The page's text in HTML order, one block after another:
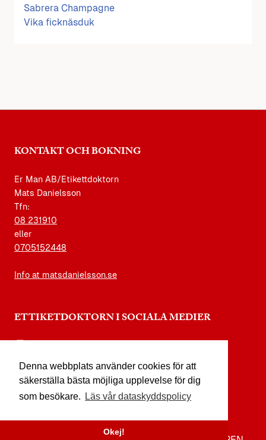
Denna webbplats använder cookies för att
säkerställa bästa möjliga upplevelse för dig
som besökare.
Läs vår dataskyddspolicy
Okej!
Sabrera Champagne
Vika ficknäsduk
KONTAKT OCH BOKNING
Er Man AB/Etikettdoktorn
Mats Danielsson
Tfn:
08 231910
eller
0705152448
Info at matsdanielsson.se
ETTIKETDOKTORN I SOCIALA MEDIER
facebook.com/etikettdoktorn
youtube.com/etikettdoktorn